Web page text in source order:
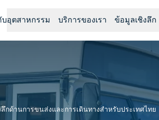
บอุตสาหกรรม บริการของเรา ข้อมูลเชิงลึก
กด้านการขนส่งและการเดินทางสำหรับประเทศไทย